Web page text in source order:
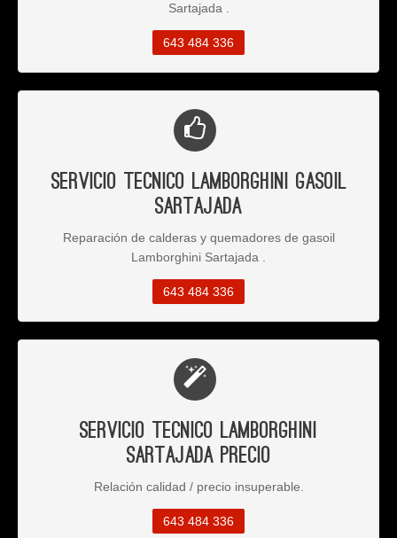
Sartajada .
643 484 336
Servicio Tecnico Lamborghini Gasoil
Sartajada
Reparación de calderas y quemadores de gasoil
Lamborghini Sartajada .
643 484 336
Servicio Tecnico Lamborghini
Sartajada Precio
Relación calidad / precio insuperable.
643 484 336